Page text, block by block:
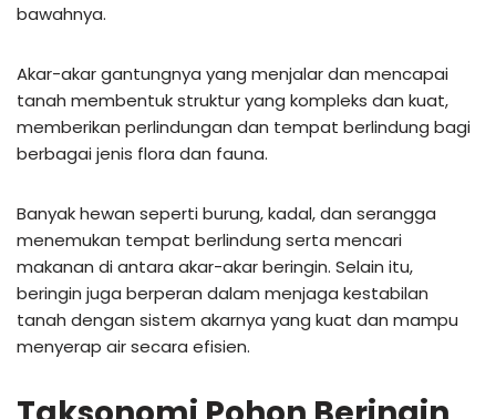
bawahnya.
Akar-akar gantungnya yang menjalar dan mencapai
tanah membentuk struktur yang kompleks dan kuat,
memberikan perlindungan dan tempat berlindung bagi
berbagai jenis flora dan fauna.
Banyak hewan seperti burung, kadal, dan serangga
menemukan tempat berlindung serta mencari
makanan di antara akar-akar beringin. Selain itu,
beringin juga berperan dalam menjaga kestabilan
tanah dengan sistem akarnya yang kuat dan mampu
menyerap air secara efisien.